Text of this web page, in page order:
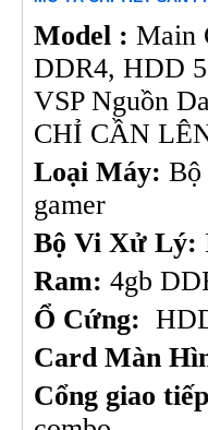
Model : Main
DDR4, HDD
VSP Nguồn
CHỈ CẦN
Loại Máy: Bộ
gamer
Bộ Vi Xử Lý:
Ram: 4gb
Ổ Cứng:
Card Màn
Cổng giao
Chi tiết
Chi tiết